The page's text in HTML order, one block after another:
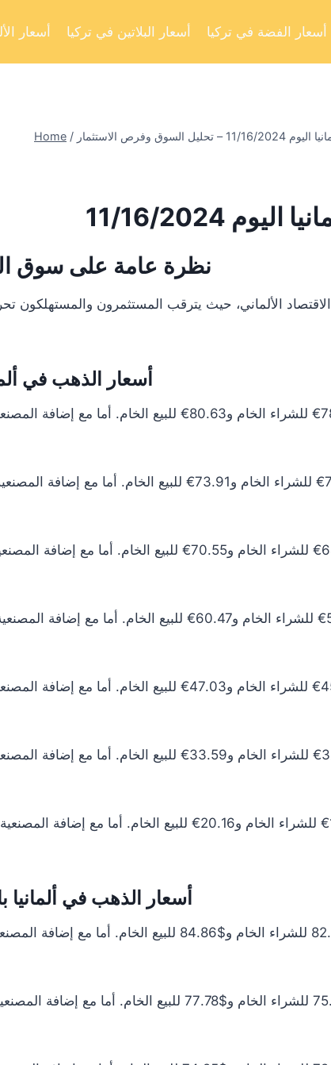
أسعار أسعار البلاتين في تركيا أسعار الفضة في تركيا
Home / وفرص الاستثمار
11/16/2024
نظرة عامة على سوق
الألماني، حيث يترقب المستثمرون والمستهلكون
أسعار الذهب في
أسعار الذهب في ألمانيا